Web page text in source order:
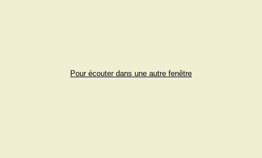
Pour écouter dans une autre fenêtre